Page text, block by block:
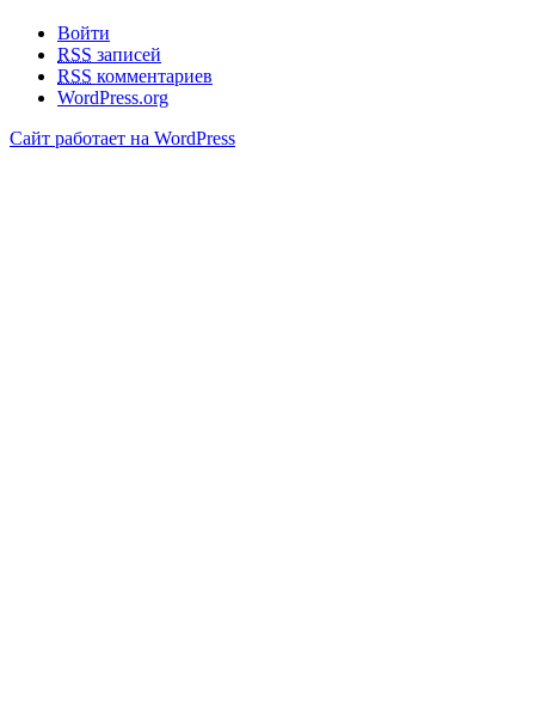
Войти
RSS записей
RSS комментариев
WordPress.org
Сайт работает на WordPress